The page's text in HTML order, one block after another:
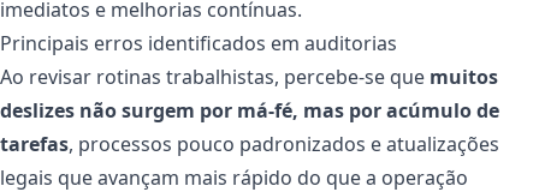
imediatos e melhorias contínuas.
Principais erros identificados em auditorias
Ao revisar rotinas trabalhistas, percebe-se que muitos
deslizes não surgem por má-fé, mas por acúmulo de
tarefas, processos pouco padronizados e atualizações
legais que avançam mais rápido do que a operação